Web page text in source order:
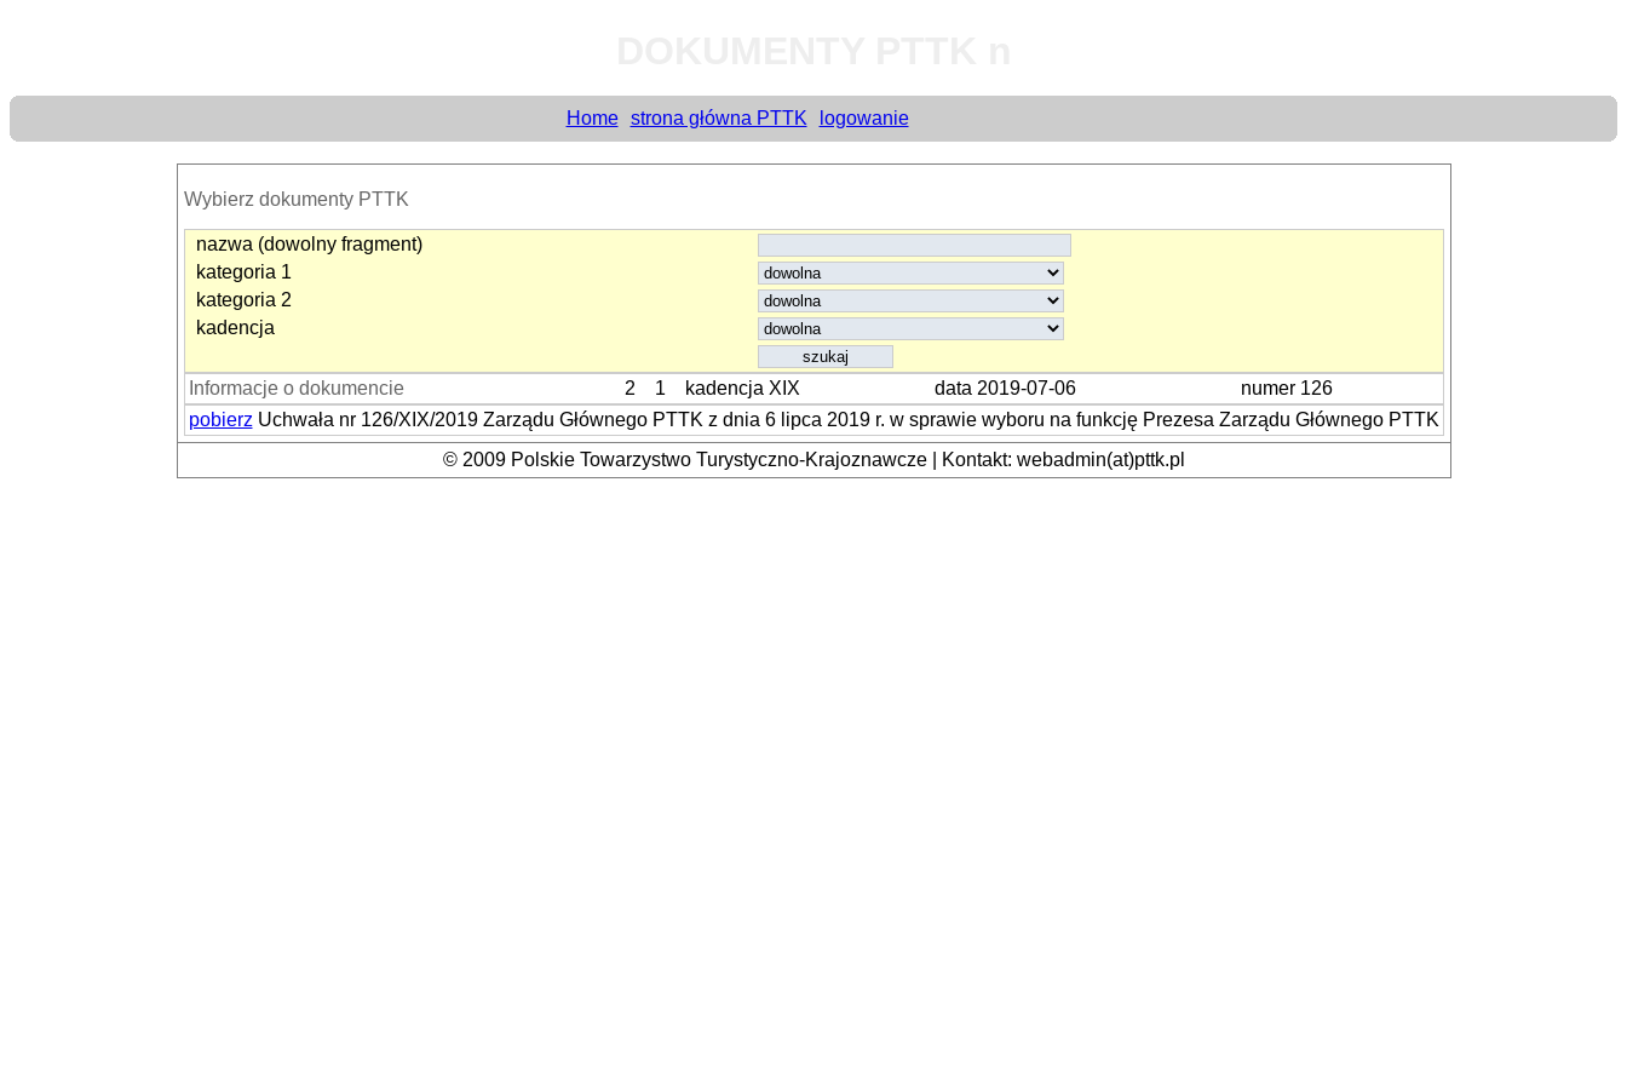
Home strona główna PTTK logowanie
Wybierz dokumenty PTTK
nazwa (dowolny fragment)
kategoria 1
kategoria 2
kadencja
Informacje o dokumencie 2 1 kadencja XIX data 2019-07-06
numer 126
pobierz Uchwała nr 126/XIX/2019 Zarządu Głównego PTTK z dnia 6 lipca 2019 r. w sprawie wyboru na funkcję Prezesa Zarządu Głównego PTTK
© 2009 Polskie Towarzystwo Turystyczno-Krajoznawcze | Kontakt: webadmin(at)pttk.pl